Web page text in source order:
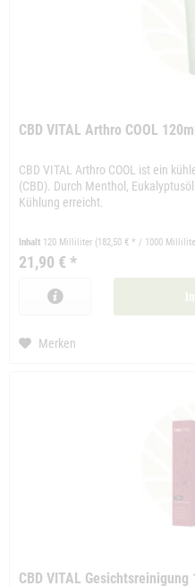
CBD VITAL Arthro COOL
CBD VITAL Arthro COOL ist ein
(CBD). Durch Menthol,
Kühlung erreicht.
Inhalt 120 Milliliter (182,50 € * / 1000
21,90 € *
Merken
CBD VITAL Gesichtsreinigung